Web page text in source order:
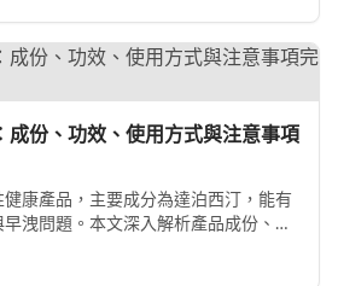
成份、功效、使用方式與注意事項
康產品，主要成分為達泊西汀，能有
洩問題。本文深入解析產品成份、功